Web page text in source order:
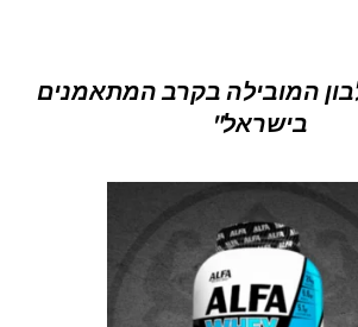
המובילה בקרב המתאמנים
בישראל"